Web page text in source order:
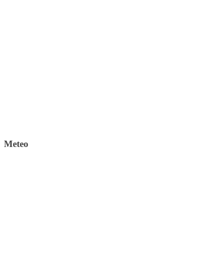
Meteo